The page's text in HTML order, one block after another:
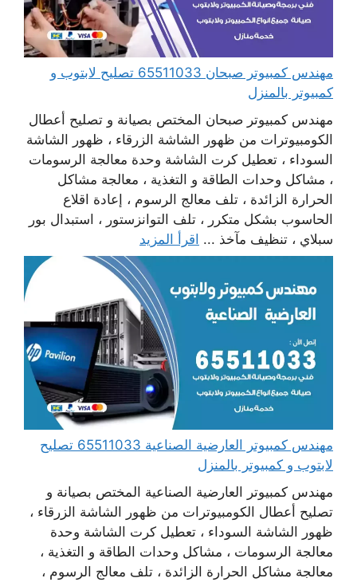
مهندس كمبيوتر صبحان 65511033 تصليح لابتوب و
كمبيوتر بالمنزل
مهندس كمبيوتر صبحان المختص بصيانة و تصليح أعطال
الكومبيوترات من ظهور الشاشة الزرقاء ، ظهور الشاشة
السوداء ، تعطيل كرت الشاشة وحدة معالجة الرسومات
، مشاكل وحدات الطاقة و التغذية ، معالجة مشاكل
الحرارة الزائدة ، تلف معالج الرسوم ، إعادة اقلاع
الحاسوب بشكل متكرر ، تلف التوانزستور ، استبدال بور
سبلاي ، تنظيف مآخذ ... اقرأ المزيد
مهندس كمبيوتر العارضية الصناعية 65511033 تصليح
لابتوب و كمبيوتر بالمنزل
مهندس كمبيوتر العارضية الصناعية المختص بصيانة و
تصليح أعطال الكومبيوترات من ظهور الشاشة الزرقاء ،
ظهور الشاشة السوداء ، تعطيل كرت الشاشة وحدة
معالجة الرسومات ، مشاكل وحدات الطاقة و التغذية ،
معالجة مشاكل الحرارة الزائدة ، تلف معالج الرسوم ،